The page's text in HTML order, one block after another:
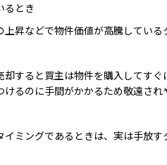
るとき
昇などで物件価値が高騰している
すると買主は物件を購入してす
るのに手間がかかるため敬遠され
イミングであるときは、実は手放